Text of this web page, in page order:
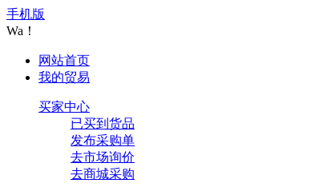
手机版
Wa！
网站首页
我的贸易
买家中心
已买到货品
发布采购单
去市场询价
去商城采购